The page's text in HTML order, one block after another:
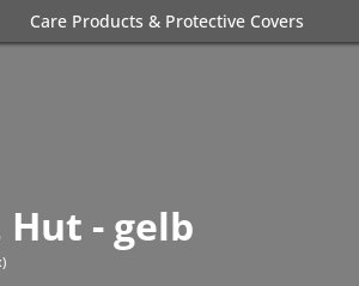
Care Products & Protective Covers
- gelb